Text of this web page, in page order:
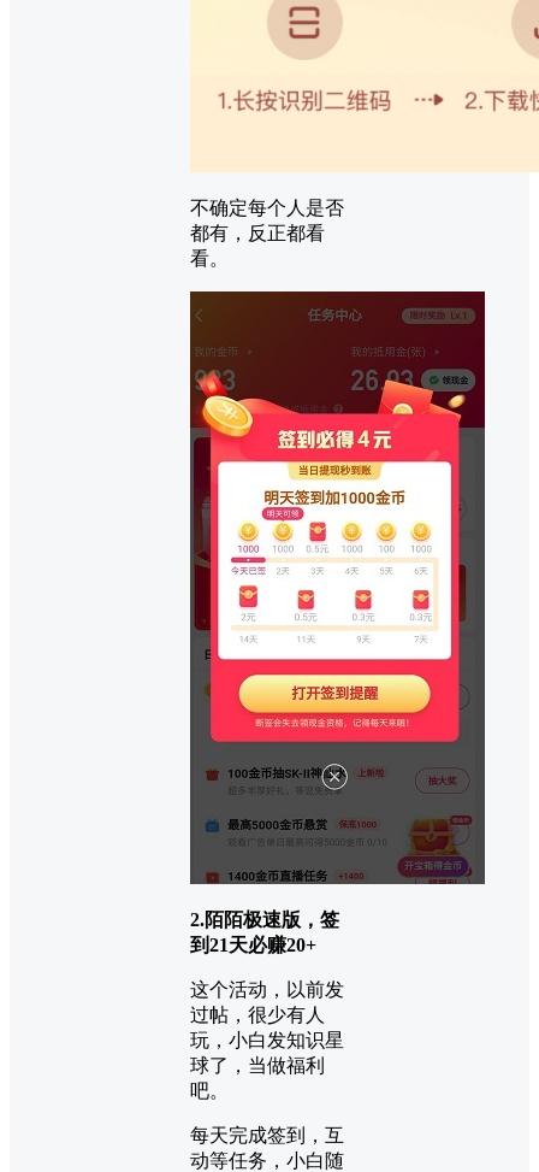
不确定每个人是否
都有，反正都看
看。
2.陌陌极速版，签
到21天必赚20+
这个活动，以前发
过帖，很少有人
玩，小白发知识星
球了，当做福利
吧。
每天完成签到，互
动等任务，小白随